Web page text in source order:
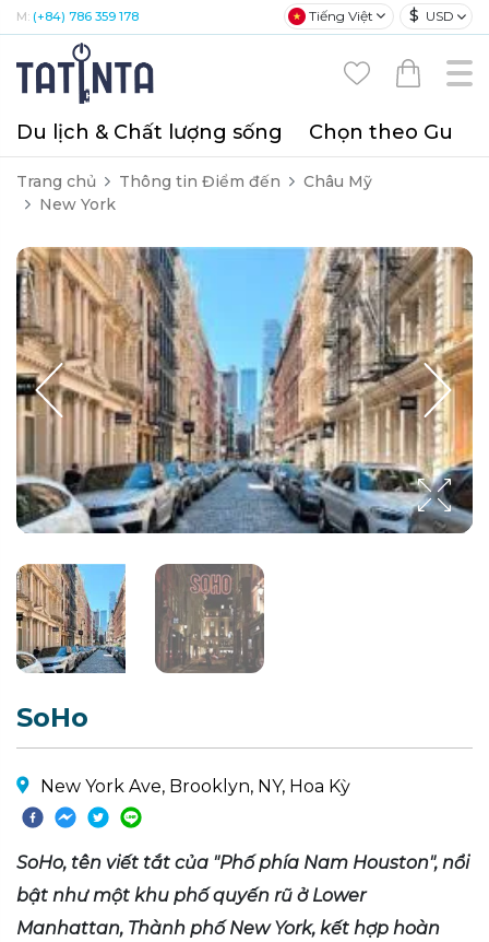
M: (+84) 786 359 178 Tiếng Việt $ USD
Du lịch & Chất lượng sống Chọn theo Gu
Trang chủ Thông tin Điểm đến
Châu Mỹ
New York
SoHo
New York Ave, Brooklyn, NY, Hoa Kỳ
SoHo, tên viết tắt của "Phố phía Nam Houston", nổi
bật như một khu phố quyến rũ ở Lower
Manhattan, Thành phố New York, kết hợp hoàn